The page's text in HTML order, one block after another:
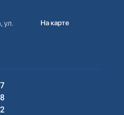
ул.
На карте